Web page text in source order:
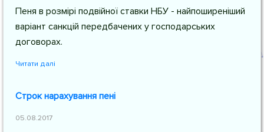
Пеня в розмірі подвійної ставки НБУ - найпоширеніший
варіант санкцій передбачених у господарських
договорах.
Читати далі
Строк нарахування пені
05.08.2017